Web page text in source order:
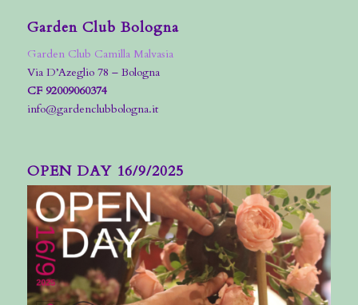
Garden Club Bologna
Garden Club Camilla Malvasia
Via D’Azeglio 78 – Bologna
CF 92009060374
info@gardenclubbologna.it
OPEN DAY 16/9/2025